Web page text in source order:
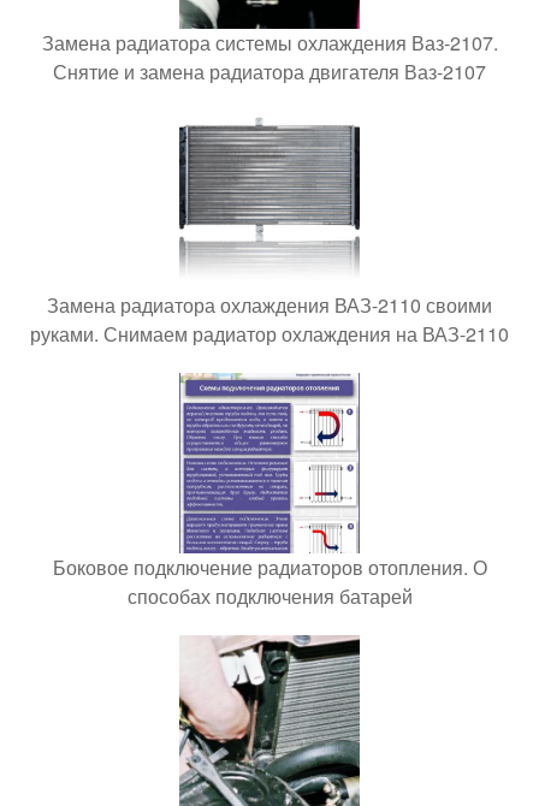
Замена радиатора системы охлаждения Ваз-2107.
Снятие и замена радиатора двигателя Ваз-2107
Замена радиатора охлаждения ВАЗ-2110 своими
руками. Снимаем радиатор охлаждения на ВАЗ-2110
Боковое подключение радиаторов отопления. О
способах подключения батарей